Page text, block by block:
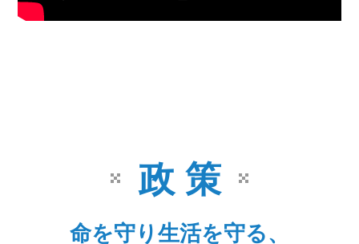
政 策
命を守り生活を守る、